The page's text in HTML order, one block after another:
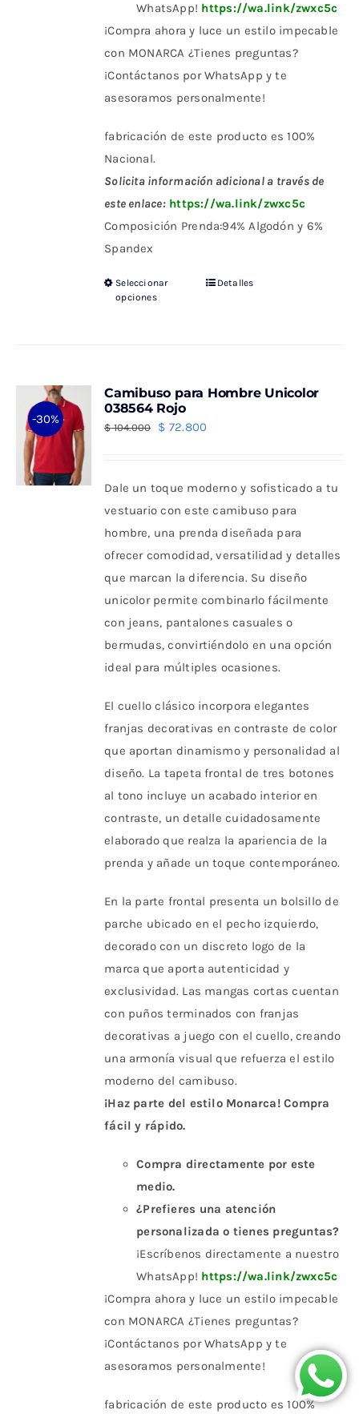
WhatsApp! https://wa.link/zwxc5c
¡Compra ahora y luce un estilo impecable
con MONARCA ¿Tienes preguntas?
¡Contáctanos por WhatsApp y te
asesoramos personalmente!
fabricación de este producto es 100%
Nacional.
Solicita información adicional a través de
este enlace: https://wa.link/zwxc5c
Composición Prenda:94% Algodón y 6%
Spandex
Seleccionar
opciones
Este
Las
opciones
elegir
en
la
página
de
producto
Detalles
-30%
Camibuso para Hombre Unicolor
038564 Rojo
$104.000
El
era:
$ 104.000.
$ 72.800
es:
$ 72.800.
Dale un toque moderno y sofisticado a tu
vestuario con este camibuso para
hombre, una prenda diseñada para
ofrecer comodidad, versatilidad y detalles
que marcan la diferencia. Su diseño
unicolor permite combinarlo fácilmente
con jeans, pantalones casuales o
bermudas, convirtiéndolo en una opción
ideal para múltiples ocasiones.
El cuello clásico incorpora elegantes
franjas decorativas en contraste de color
que aportan dinamismo y personalidad al
diseño. La tapeta frontal de tres botones
al tono incluye un acabado interior en
contraste, un detalle cuidadosamente
elaborado que realza la apariencia de la
prenda y añade un toque contemporáneo.
En la parte frontal presenta un bolsillo de
parche ubicado en el pecho izquierdo,
decorado con un discreto logo de la
marca que aporta autenticidad y
exclusividad. Las mangas cortas cuentan
con puños terminados con franjas
decorativas a juego con el cuello, creando
una armonía visual que refuerza el estilo
moderno del camibuso.
¡Haz parte del estilo Monarca! Compra
fácil y rápido.
Compra directamente por este
medio.
¿Prefieres una atención
personalizada o tienes preguntas?
¡Escríbenos directamente a nuestro
WhatsApp! https://wa.link/zwxc5c
¡Compra ahora y luce un estilo impecable
con MONARCA ¿Tienes preguntas?
¡Contáctanos por WhatsApp y te
asesoramos personalmente!
fabricación de este producto es 100%